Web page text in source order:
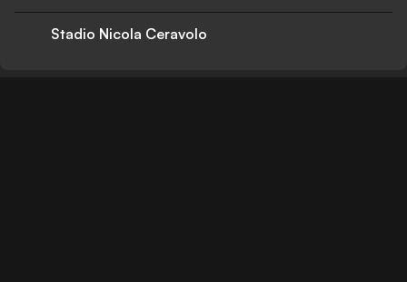
Stadio Nicola Ceravolo